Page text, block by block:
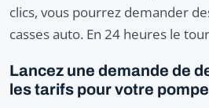
clics, vous pourrez demander
casses auto. En 24 heures le
Lancez une demande de
les tarifs pour votre